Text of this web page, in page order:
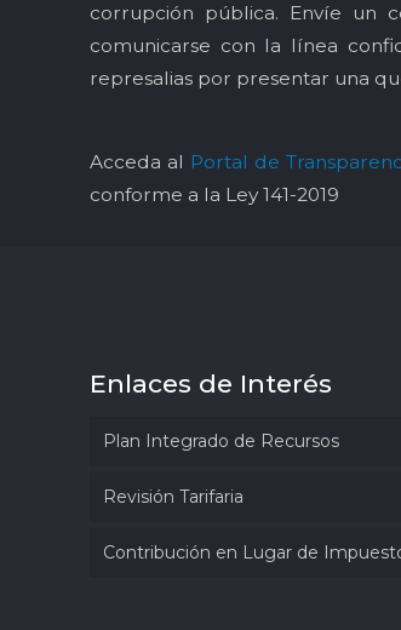
corrupción pública. Envíe un
comunicarse con la línea
represalias por presentar una
Acceda al Portal de
conforme a la Ley 141-2019
Enlaces de Interés
Plan Integrado de Recursos
Revisión Tarifaria
Contribución en Lugar de